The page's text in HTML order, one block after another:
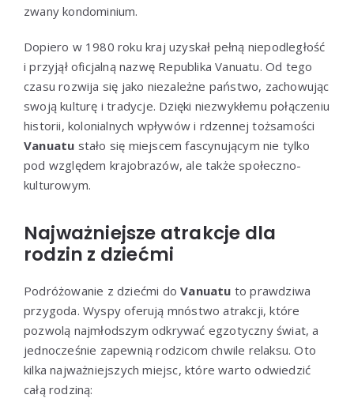
zwany kondominium.
Dopiero w 1980 roku kraj uzyskał pełną niepodległość
i przyjął oficjalną nazwę Republika Vanuatu. Od tego
czasu rozwija się jako niezależne państwo, zachowując
swoją kulturę i tradycje. Dzięki niezwykłemu połączeniu
historii, kolonialnych wpływów i rdzennej tożsamości
Vanuatu stało się miejscem fascynującym nie tylko
pod względem krajobrazów, ale także społeczno-
kulturowym.
Najważniejsze atrakcje dla
rodzin z dziećmi
Podróżowanie z dziećmi doVanuatu to prawdziwa
przygoda. Wyspy oferują mnóstwo atrakcji, które
pozwolą najmłodszym odkrywać egzotyczny świat, a
jednocześnie zapewnią rodzicom chwile relaksu. Oto
kilka najważniejszych miejsc, które warto odwiedzić
całą rodziną: